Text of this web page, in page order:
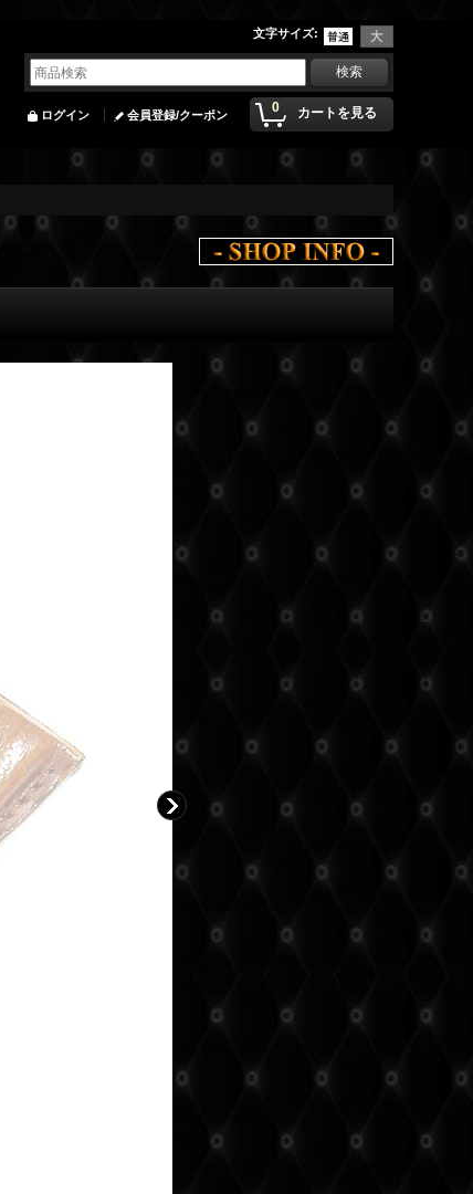
文字サイズ:
0 カートを見る
ログイン 会員登録/クーポン